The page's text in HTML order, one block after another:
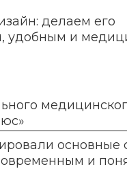
делаем его
удобным и
основные
и